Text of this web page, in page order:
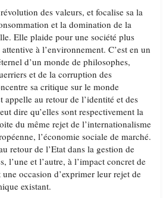
des valeurs, et focalise sa la
et la domination de la
Elle plaide pour une société plus
à l’environnement. C’est en un
d’un monde de philosophes,
et de la corruption des
sa critique sur le monde
appelle au retour de l’identité et des
dire qu’elles sont respectivement la
du même rejet de l’internationalisme
l’économie sociale de marché.
retour de l’Etat dans la gestion de
l’une et l’autre, à l’impact concret de
occasion d’exprimer leur rejet de
existant.